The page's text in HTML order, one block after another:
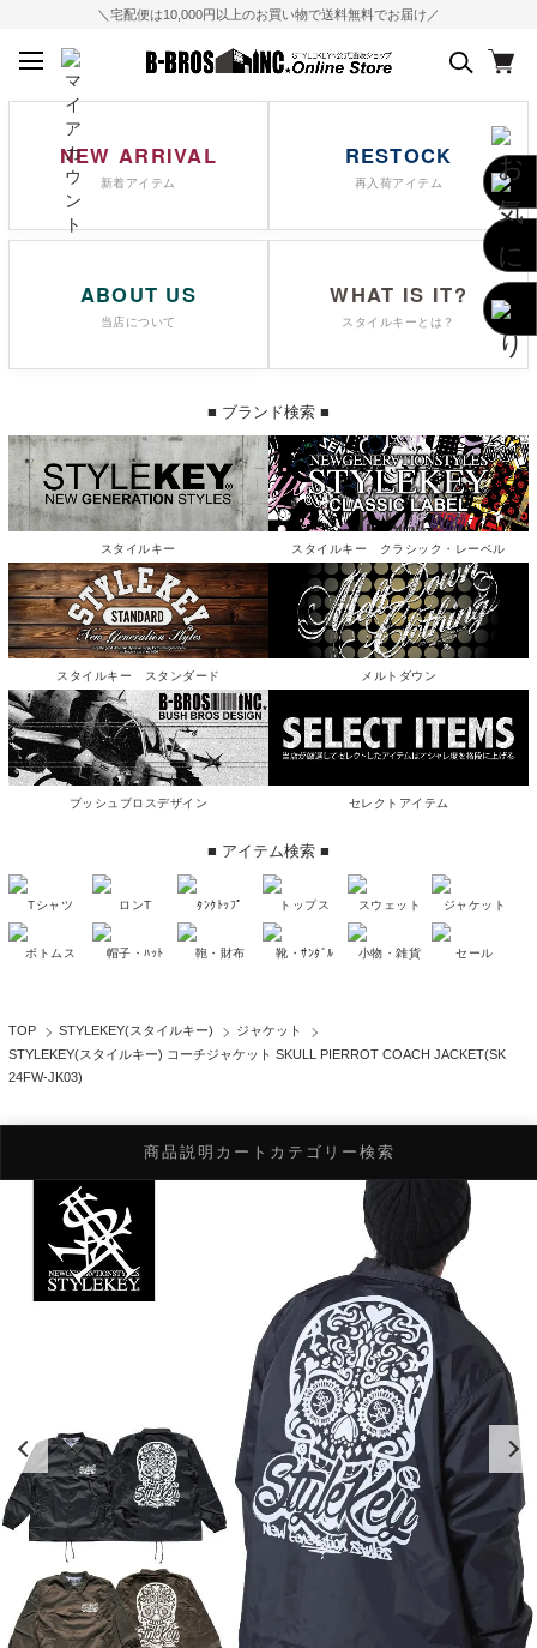
＼宅配便は10,000円以上のお買い物で送料無料でお届け／
NEW ARRIVAL
新着アイテム
RESTOCK
再入荷アイテム
ABOUT US
当店について
WHAT IS IT?
スタイルキーとは？
■ ブランド検索 ■
スタイルキー スタイルキー クラシック・レーベル
スタイルキー スタンダード メルトダウン
ブッシュブロスデザイン セレクトアイテム
■ アイテム検索 ■
Tシャツ ロンT ﾀﾝｸﾄｯﾌﾟ トップス スウェット ジャケット
ボトムス 帽子・ﾊｯﾄ 鞄・財布 靴・ｻﾝﾀﾞﾙ 小物・雑貨 セール
TOP STYLEKEY(スタイルキー)
ジャケット
STYLEKEY(スタイルキー) コーチジャケット SKULL PIERROT COACH JACKET(SK
24FW-JK03)
商品説明 カート カテゴリー検索